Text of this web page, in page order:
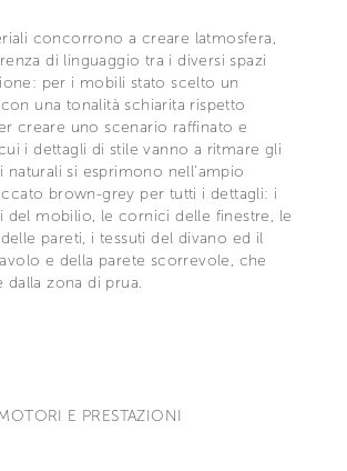
concorrono a creare latmosfera,
di linguaggio tra i diversi spazi
per i mobili stato scelto un
una tonalità schiarita rispetto
creare uno scenario raffinato e
i dettagli di stile vanno a ritmare gli
naturali si esprimono nell'ampio
brown-grey per tutti i dettagli: i
del mobilio, le cornici delle finestre, le
pareti, i tessuti del divano ed il
e della parete scorrevole, che
dalla zona di prua.
E PRESTAZIONI